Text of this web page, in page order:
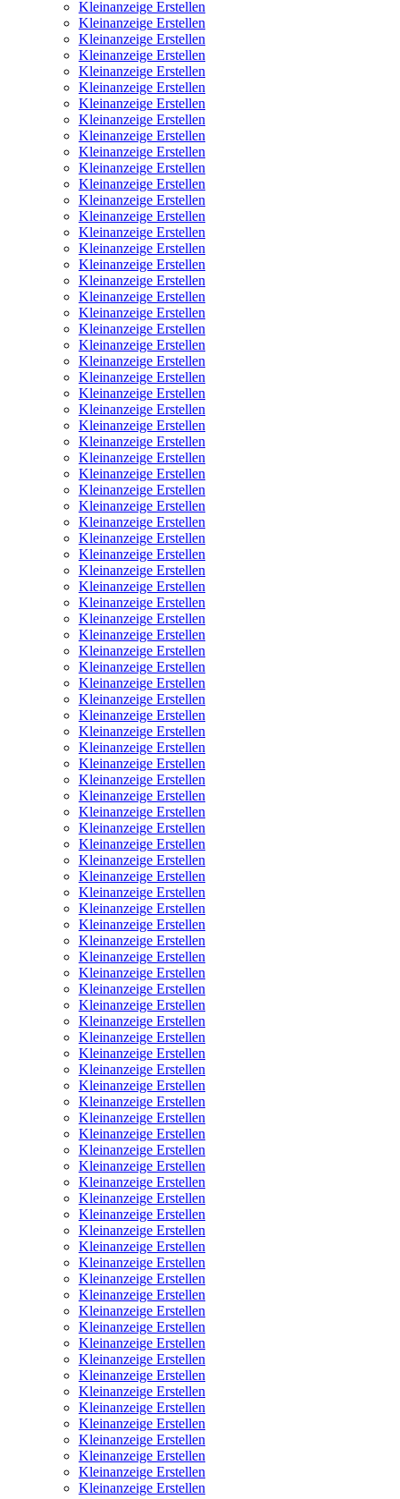
Kleinanzeige Erstellen
Kleinanzeige Erstellen
Kleinanzeige Erstellen
Kleinanzeige Erstellen
Kleinanzeige Erstellen
Kleinanzeige Erstellen
Kleinanzeige Erstellen
Kleinanzeige Erstellen
Kleinanzeige Erstellen
Kleinanzeige Erstellen
Kleinanzeige Erstellen
Kleinanzeige Erstellen
Kleinanzeige Erstellen
Kleinanzeige Erstellen
Kleinanzeige Erstellen
Kleinanzeige Erstellen
Kleinanzeige Erstellen
Kleinanzeige Erstellen
Kleinanzeige Erstellen
Kleinanzeige Erstellen
Kleinanzeige Erstellen
Kleinanzeige Erstellen
Kleinanzeige Erstellen
Kleinanzeige Erstellen
Kleinanzeige Erstellen
Kleinanzeige Erstellen
Kleinanzeige Erstellen
Kleinanzeige Erstellen
Kleinanzeige Erstellen
Kleinanzeige Erstellen
Kleinanzeige Erstellen
Kleinanzeige Erstellen
Kleinanzeige Erstellen
Kleinanzeige Erstellen
Kleinanzeige Erstellen
Kleinanzeige Erstellen
Kleinanzeige Erstellen
Kleinanzeige Erstellen
Kleinanzeige Erstellen
Kleinanzeige Erstellen
Kleinanzeige Erstellen
Kleinanzeige Erstellen
Kleinanzeige Erstellen
Kleinanzeige Erstellen
Kleinanzeige Erstellen
Kleinanzeige Erstellen
Kleinanzeige Erstellen
Kleinanzeige Erstellen
Kleinanzeige Erstellen
Kleinanzeige Erstellen
Kleinanzeige Erstellen
Kleinanzeige Erstellen
Kleinanzeige Erstellen
Kleinanzeige Erstellen
Kleinanzeige Erstellen
Kleinanzeige Erstellen
Kleinanzeige Erstellen
Kleinanzeige Erstellen
Kleinanzeige Erstellen
Kleinanzeige Erstellen
Kleinanzeige Erstellen
Kleinanzeige Erstellen
Kleinanzeige Erstellen
Kleinanzeige Erstellen
Kleinanzeige Erstellen
Kleinanzeige Erstellen
Kleinanzeige Erstellen
Kleinanzeige Erstellen
Kleinanzeige Erstellen
Kleinanzeige Erstellen
Kleinanzeige Erstellen
Kleinanzeige Erstellen
Kleinanzeige Erstellen
Kleinanzeige Erstellen
Kleinanzeige Erstellen
Kleinanzeige Erstellen
Kleinanzeige Erstellen
Kleinanzeige Erstellen
Kleinanzeige Erstellen
Kleinanzeige Erstellen
Kleinanzeige Erstellen
Kleinanzeige Erstellen
Kleinanzeige Erstellen
Kleinanzeige Erstellen
Kleinanzeige Erstellen
Kleinanzeige Erstellen
Kleinanzeige Erstellen
Kleinanzeige Erstellen
Kleinanzeige Erstellen
Kleinanzeige Erstellen
Kleinanzeige Erstellen
Kleinanzeige Erstellen
Kleinanzeige Erstellen